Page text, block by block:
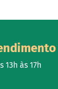
13h às 17h